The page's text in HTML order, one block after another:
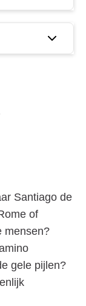
Santiago de
of
mensen?
gele pijlen?